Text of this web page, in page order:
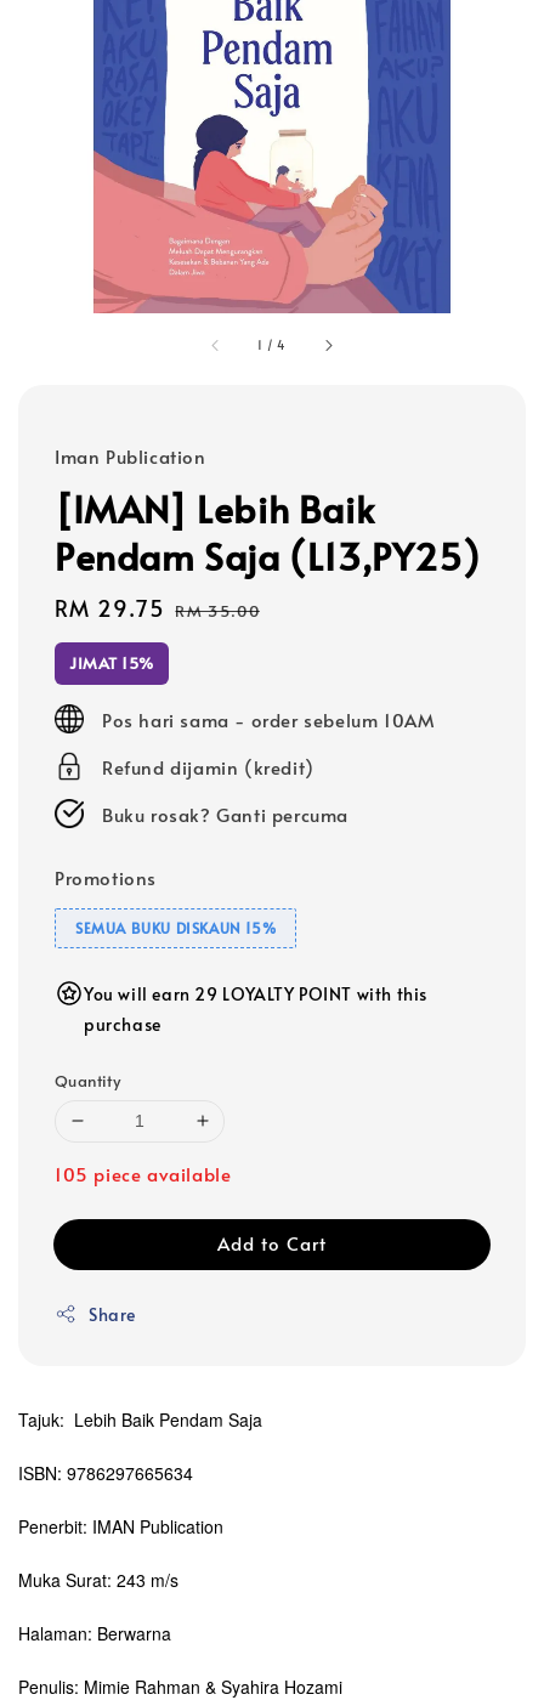
1 /4
Iman Publication
[IMAN] Lebih Baik
Pendam Saja (L13,PY25)
Sale
price
RM 29.75 Regular
RM 35.00
JIMAT 15%
Pos hari sama - order sebelum 10AM
Refund dijamin (kredit)
Buku rosak? Ganti percuma
Promotions
SEMUA BUKU DISKAUN 15%
You will earn 29 LOYALTY POINT with this
purchase
Quantity
105 piece available
Add to Cart
Share
Tajuk: Lebih Baik Pendam Saja
ISBN: 9786297665634
Penerbit: IMAN Publication
Muka Surat: 243 m/s
Halaman: Berwarna
Penulis: Mimie Rahman & Syahira Hozami